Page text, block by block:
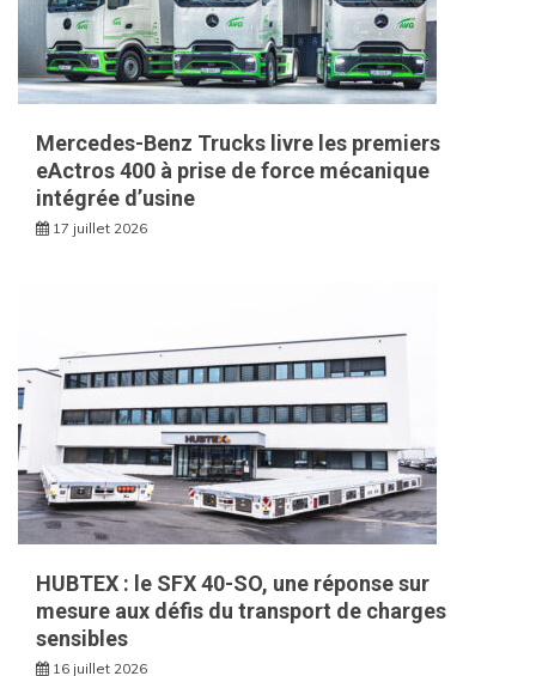
Mercedes-Benz Trucks livre les premiers
eActros 400 à prise de force mécanique
intégrée d’usine
17 juillet 2026
HUBTEX : le SFX 40-SO, une réponse sur
mesure aux défis du transport de charges
sensibles
16 juillet 2026